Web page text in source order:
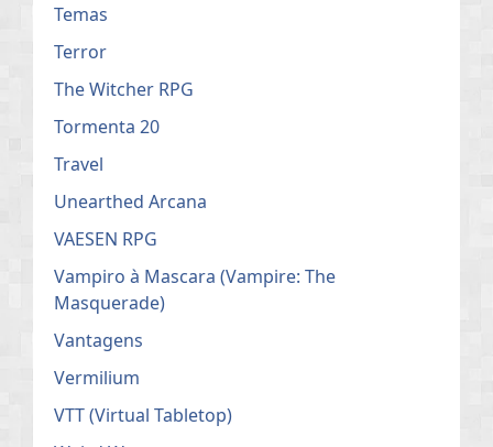
Temas
Terror
The Witcher RPG
Tormenta 20
Travel
Unearthed Arcana
VAESEN RPG
Vampiro à Mascara (Vampire: The
Masquerade)
Vantagens
Vermilium
VTT (Virtual Tabletop)